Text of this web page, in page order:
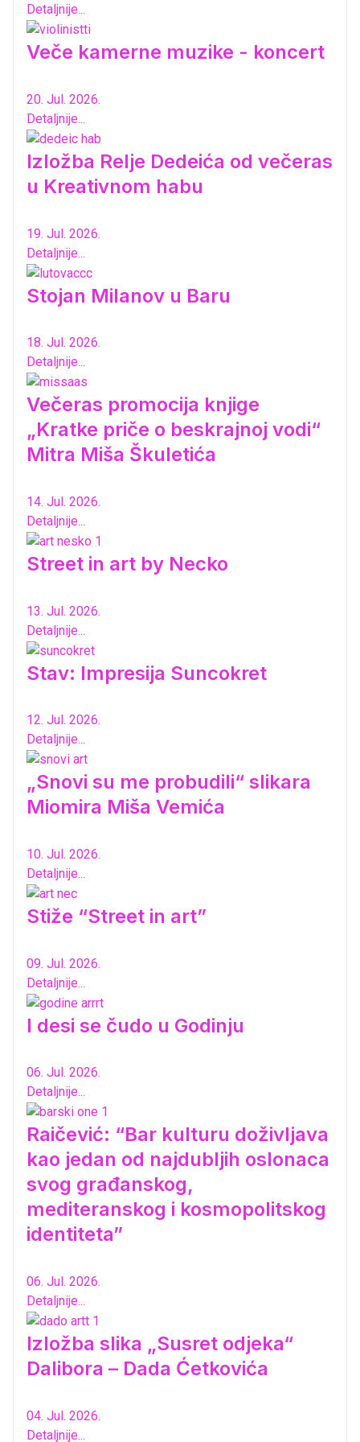
Detaljnije...
Veče kamerne muzike - koncert
20. Jul. 2026.
Detaljnije...
Izložba Relje Dedeića od večeras
u Kreativnom habu
19. Jul. 2026.
Detaljnije...
Stojan Milanov u Baru
18. Jul. 2026.
Detaljnije...
Večeras promocija knjige
„Kratke priče o beskrajnoj vodi“
Mitra Miša Škuletića
14. Jul. 2026.
Detaljnije...
Street in art by Necko
13. Jul. 2026.
Detaljnije...
Stav: Impresija Suncokret
12. Jul. 2026.
Detaljnije...
„Snovi su me probudili“ slikara
Miomira Miša Vemića
10. Jul. 2026.
Detaljnije...
Stiže “Street in art”
09. Jul. 2026.
Detaljnije...
I desi se čudo u Godinju
06. Jul. 2026.
Detaljnije...
Raičević: “Bar kulturu doživljava
kao jedan od najdubljih oslonaca
svog građanskog,
mediteranskog i kosmopolitskog
identiteta”
06. Jul. 2026.
Detaljnije...
Izložba slika „Susret odjeka“
Dalibora – Dada Ćetkovića
04. Jul. 2026.
Detaljnije...